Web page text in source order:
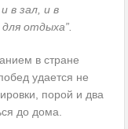
в зал, и в
отдыха”.
в стране
удается не
порой и два
до дома.